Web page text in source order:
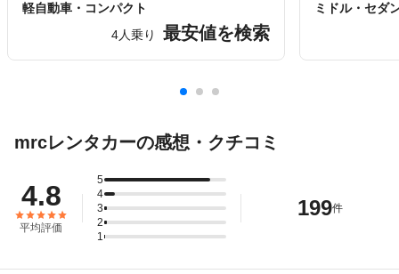
軽自動車・コンパクト
4人乗り
最安値を検索
ミドル・セダ
mrcレンタカーの感想・クチコミ
4.8
平均評価
5
4
3
2
1
199件